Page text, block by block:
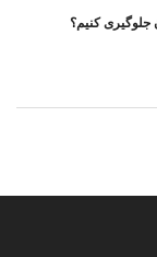
کنیم؟